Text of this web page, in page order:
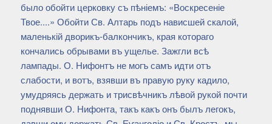
было обойти церковку съ пѣніемъ: «Воскресеніе
Твое....» Обойти Св. Алтарь подъ нависшей скалой,
маленькій дворикъ-балкончикъ, края котораго
кончались обрывами въ ущелье. Зажгли всѣ
лампады. О. Нифонтъ не могъ самъ идти отъ
слабости, и вотъ, взявши въ правую руку кадило,
умудряясь держать и трисвѣчникъ лѣвой рукой почти
поднявши О. Нифонта, такъ какъ онъ былъ легокъ,